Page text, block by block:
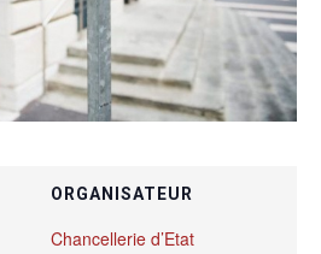
ORGANISATEUR
Chancellerie d’Etat